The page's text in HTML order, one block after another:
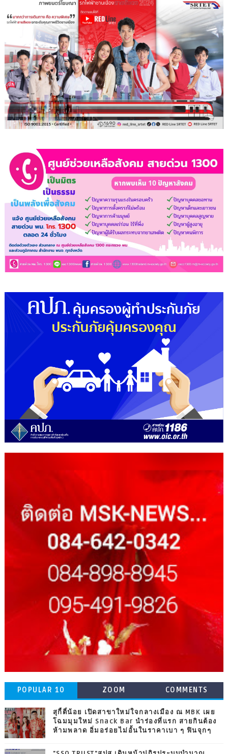
POPULAR 10 ZOOM COMMENTS
สุกี้ตี๋น้อย เปิดสาขาใหม่ใจกลางเมือง ณ MBK เผย
โฉมมุมใหม่ Snack Bar นำร่องที่แรก สายกินต้อง
ห้ามพลาด อิ่มอร่อยไม่อั้นในราคาเบา ๆ ฟินจุกๆ